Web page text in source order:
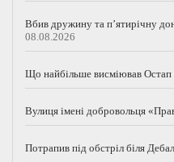
Вбив дружину та п’ятирічну
08.08.2026
Що найбільше висміював
Вулиця імені добровольця
Потрапив під обстріл біля